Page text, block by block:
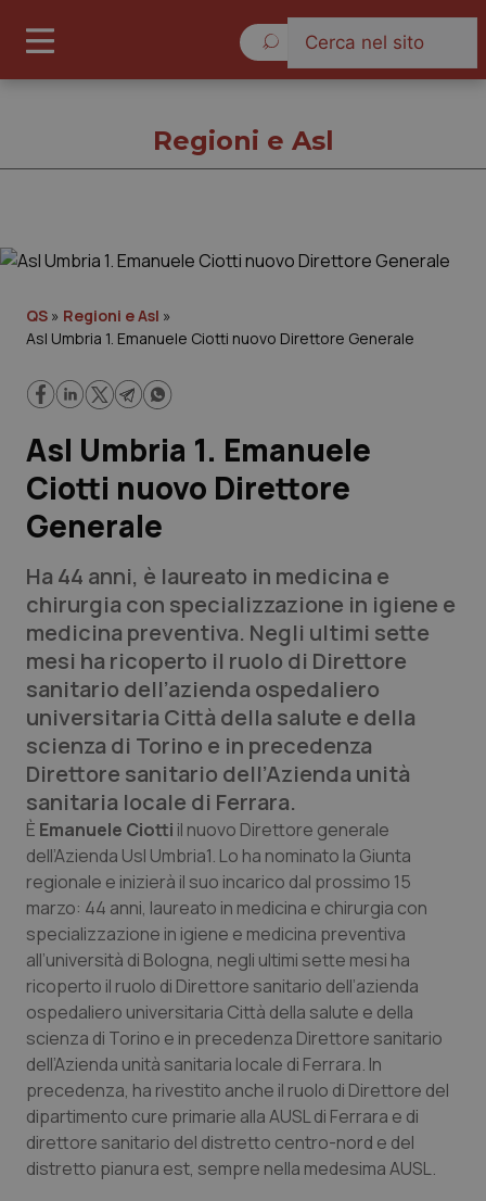
Cronache
Lavoro e Professioni
Scienza e Farmaci
Studi e Analisi
Lettere al direttore
Edizioni Regionali
QS Pro
Professionisti Sanitari.AI
Abruzzo
Basilicata
Calabria
Campania
Emilia-Romagna
Friuli Venezia Giulia
QS Pro Gold
Artrite & artrosi
Asma & BPCO
Car-T
Colesterolo & coronaropatie
Dermatite Atopica
QS Club Newsletter
Regioni e Asl
QS » Regioni e Asl »
Asl Umbria 1. Emanuele Ciotti nuovo Direttore Generale
Asl Umbria 1. Emanuele
Ciotti nuovo Direttore
Generale
Ha 44 anni, è laureato in medicina e
chirurgia con specializzazione in igiene e
medicina preventiva. Negli ultimi sette
mesi ha ricoperto il ruolo di Direttore
sanitario dell’azienda ospedaliero
universitaria Città della salute e della
scienza di Torino e in precedenza
Direttore sanitario dell’Azienda unità
sanitaria locale di Ferrara.
È Emanuele Ciotti il nuovo Direttore generale
dell’Azienda Usl Umbria1. Lo ha nominato la Giunta
regionale e inizierà il suo incarico dal prossimo 15
marzo: 44 anni, laureato in medicina e chirurgia con
specializzazione in igiene e medicina preventiva
all’università di Bologna, negli ultimi sette mesi ha
ricoperto il ruolo di Direttore sanitario dell’azienda
ospedaliero universitaria Città della salute e della
scienza di Torino e in precedenza Direttore sanitario
dell’Azienda unità sanitaria locale di Ferrara. In
precedenza, ha rivestito anche il ruolo di Direttore del
dipartimento cure primarie alla AUSL di Ferrara e di
direttore sanitario del distretto centro-nord e del
distretto pianura est, sempre nella medesima AUSL.